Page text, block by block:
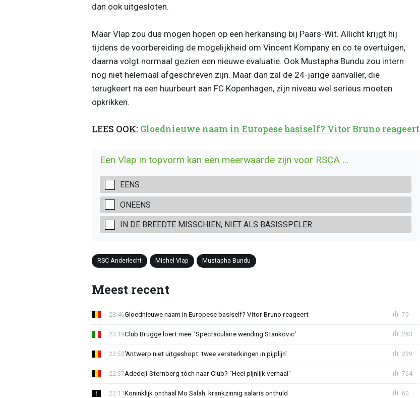
dan ook uitgesloten.
Maar Vlap zou dus mogen hopen op een herkansing bij Paars-Wit. Allicht krijgt hij
tijdens de voorbereiding de mogelijkheid om Vincent Kompany en co te overtuigen,
daarna volgt normaal gezien een nieuwe evaluatie. Ook Mustapha Bundu zou intern
nog niet helemaal afgeschreven zijn. Maar dan zal de 24-jarige aanvaller, die
terugkeert na een huurbeurt aan FC Kopenhagen, zijn niveau wel serieus moeten
opkrikken.
LEES OOK: Gloednieuwe naam in Europese basiself? Vitor Bruno reageert
Een Vlap in topvorm kan een meerwaarde zijn voor RSCA ...
EENS
ONEENS
IN DE BREEDTE MISSCHIEN, NIET ALS BASISSPELER
RSC Anderlecht Michel Vlap Mustapha Bundu
Meest recent
Gloednieuwe naam in Europese basiself? Vitor Bruno reageert
23:46 70
Club Brugge loert mee: 'Spectaculaire wending Stankovic'
23:19 283
'Antwerp niet uitgeshopt: twee versterkingen in pijplijn'
22:53 239
Adedeji-Sternberg tóch naar Club? "Heel pijnlijk verhaal"
22:37 764
Koninklijk onthaal Mo Salah: krankzinnig salaris onthuld
22:11 60